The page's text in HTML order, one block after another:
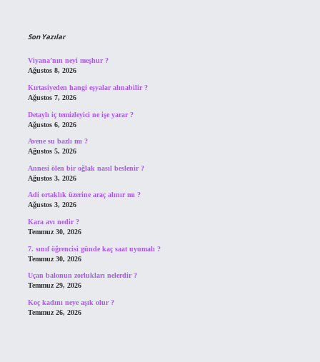
Son Yazılar
Viyana’nın neyi meşhur ?
Ağustos 8, 2026
Kırtasiyeden hangi eşyalar alınabilir ?
Ağustos 7, 2026
Detaylı iç temizleyici ne işe yarar ?
Ağustos 6, 2026
Avene su bazlı mı ?
Ağustos 5, 2026
Annesi ölen bir oğlak nasıl beslenir ?
Ağustos 3, 2026
Adi ortaklık üzerine araç alınır mı ?
Ağustos 3, 2026
Kara avı nedir ?
Temmuz 30, 2026
7. sınıf öğrencisi günde kaç saat uyumalı ?
Temmuz 30, 2026
Uçan balonun zorlukları nelerdir ?
Temmuz 29, 2026
Koç kadını neye aşık olur ?
Temmuz 26, 2026